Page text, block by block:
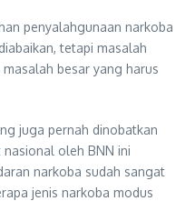
penyalahgunaan narkoba
tetapi masalah
besar yang harus
juga pernah dinobatkan
oleh BNN ini
narkoba sudah sangat
jenis narkoba modus